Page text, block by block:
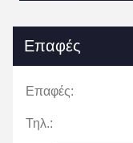
Επαφές
Επαφές:
Τηλ.: